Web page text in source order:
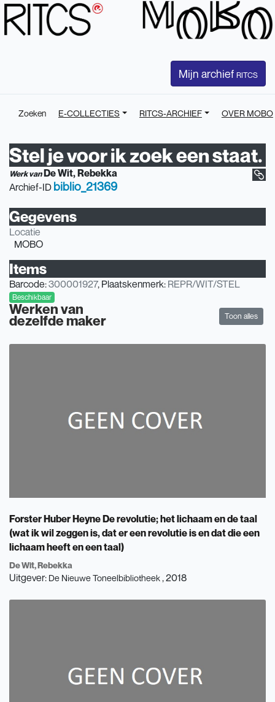
Mijn archief RITCS
Zoeken E-COLLECTIES RITCS-ARCHIEF OVER MOBO
Stel je voor ik zoek een staat.
Werk van De Wit, Rebekka
Archief-ID biblio_21369
Gegevens
Locatie
MOBO
Items
Barcode:300001927, Plaatskenmerk: REPR/WIT/STEL
Beschikbaar
Werken van
dezelfde maker Toon alles
Forster Huber Heyne De revolutie; het lichaam en de taal
(wat ik wil zeggen is, dat er een revolutie is en dat die een
lichaam heeft en een taal)
De Wit, Rebekka
Uitgever: De Nieuwe Toneelbibliotheek , 2018